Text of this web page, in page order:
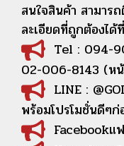
สนใจสินค้า สามาร
ละเอียดที่ถูกต้องได้ที่
Tel : 094-
02-006-8143 (หน้
LINE :
พร้อมโปรโมชั่นดีๆก่
Facebookแฟ